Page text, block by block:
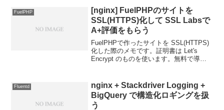
FuelPHP
[nginx] FuelPHPのサイトを
SSL(HTTPS)化して SSL Labsで
A+評価をもらう
FuelPHPで作ったサイトを SSL(HTTPS)
化した際のメモです。証明書は Let's
Encrypt のものを使います。無料で導入
は、FuelPHP +...
Fluentd
nginx + Stackdriver Logging +
BigQuery で構造化ロギングを扱
う